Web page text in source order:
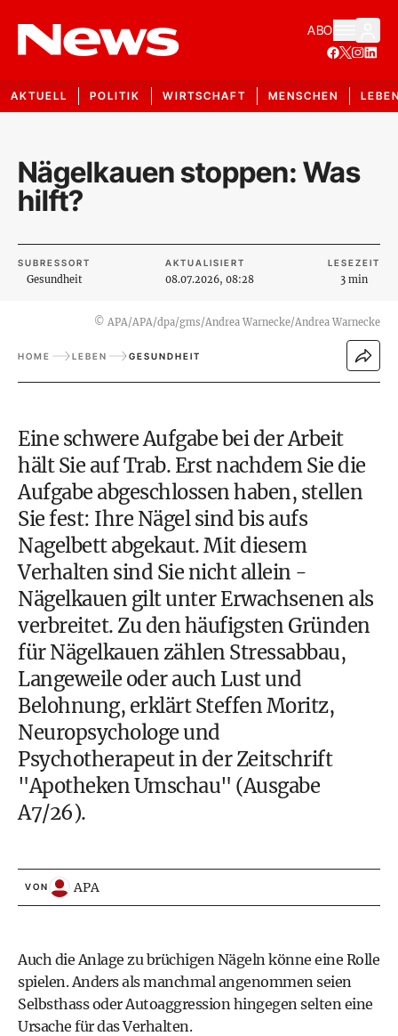
ABO
AKTUELL POLITIK WIRTSCHAFT MENSCHEN
Nägelkauen stoppen: Was
hilft?
SUBRESSORT
Gesundheit
AKTUALISIERT
08.07.2026, 08:28
LESEZEIT
3 min
© APA/APA/dpa/gms/Andrea Warnecke/Andrea Warnecke
HOME LEBEN GESUNDHEIT
Eine schwere Aufgabe bei der Arbeit
hält Sie auf Trab. Erst nachdem Sie die
Aufgabe abgeschlossen haben, stellen
Sie fest: Ihre Nägel sind bis aufs
Nagelbett abgekaut. Mit diesem
Verhalten sind Sie nicht allein -
Nägelkauen gilt unter Erwachsenen als
verbreitet. Zu den häufigsten Gründen
für Nägelkauen zählen Stressabbau,
Langeweile oder auch Lust und
Belohnung, erklärt Steffen Moritz,
Neuropsychologe und
Psychotherapeut in der Zeitschrift
"Apotheken Umschau" (Ausgabe
A7/26).
VON APA
Auch die Anlage zu brüchigen Nägeln könne eine Rolle
spielen. Anders als manchmal angenommen seien
Selbsthass oder Autoaggression hingegen selten eine
Ursache für das Verhalten.